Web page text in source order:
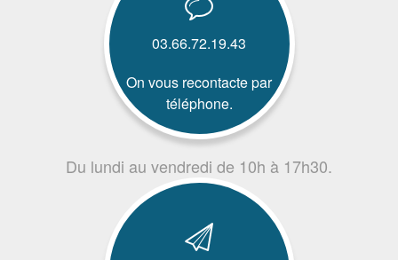
03.66.72.19.43
On vous recontacte par
téléphone.
Du lundi au vendredi de 10h à 17h30.